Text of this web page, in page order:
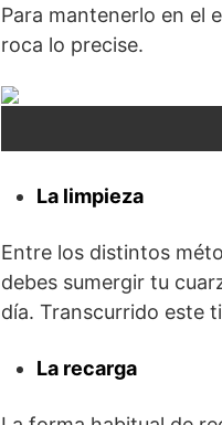
Para mantenerlo en el
roca lo precise.
La limpieza
Entre los distintos
debes sumergir tu
día. Transcurrido este
La recarga